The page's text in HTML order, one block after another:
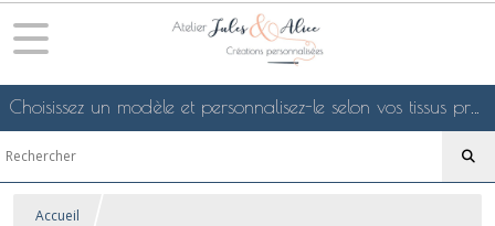
Choisissez un modèle et personnalisez-le selon vos tissus préférés de mes collections en ligne, je le confectionnerai selon vos souhaits
Accueil